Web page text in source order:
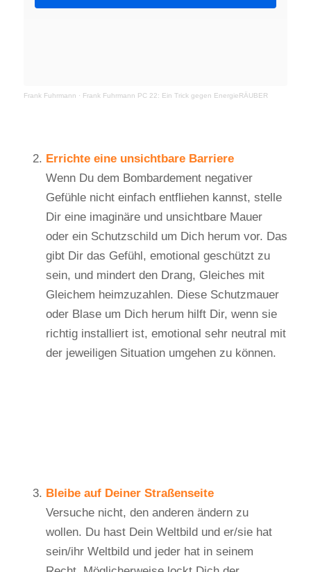
Frank Fuhrmann · Frank Fuhrmann PC 22: Ein Trick gegen EnergieRÄUBER
Errichte eine unsichtbare Barriere
Wenn Du dem Bombardement negativer
Gefühle nicht einfach entfliehen kannst, stelle
Dir eine imaginäre und unsichtbare Mauer
oder ein Schutzschild um Dich herum vor. Das
gibt Dir das Gefühl, emotional geschützt zu
sein, und mindert den Drang, Gleiches mit
Gleichem heimzuzahlen. Diese Schutzmauer
oder Blase um Dich herum hilft Dir, wenn sie
richtig installiert ist, emotional sehr neutral mit
der jeweiligen Situation umgehen zu können.
Bleibe auf Deiner Straßenseite
Versuche nicht, den anderen ändern zu
wollen. Du hast Dein Weltbild und er/sie hat
sein/ihr Weltbild und jeder hat in seinem